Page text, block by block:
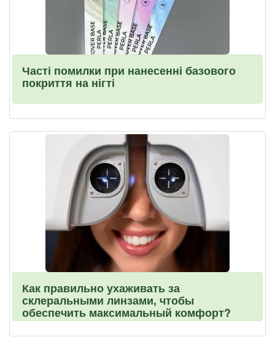
Часті помилки при нанесенні базового
покриття на нігті
Как правильно ухаживать за
склеральными линзами, чтобы
обеспечить максимальный комфорт?